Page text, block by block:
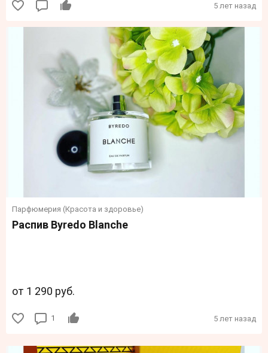
5 лет назад
Парфюмерия (Красота и здоровье)
Распив Byredo Blanche
от 1 290 руб.
1 5 лет назад